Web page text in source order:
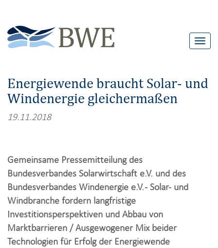
T
g
Energiewende braucht Solar- und
Windenergie gleichermaßen
19.11.2018
Gemeinsame Pressemitteilung des
Bundesverbandes Solarwirtschaft e.V. und des
Bundesverbandes Windenergie e.V. - Solar- und
Windbranche fordern langfristige
Investitionsperspektiven und Abbau von
Marktbarrieren / Ausgewogener Mix beider
Technologien für Erfolg der Energiewende